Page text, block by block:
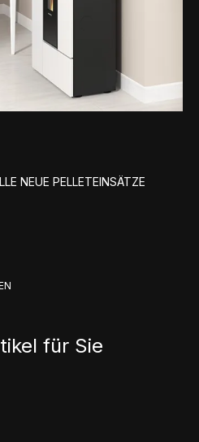
NEUE PELLETEINSÄTZE
für Sie